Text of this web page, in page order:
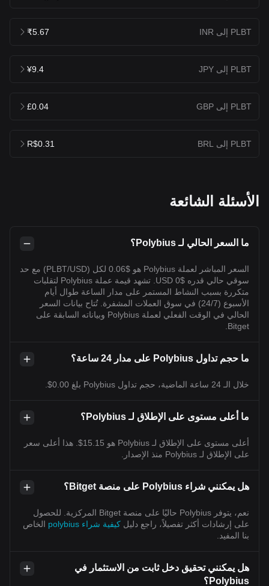
PLBT إلى INR ₹5.67
PLBT إلى JPY ¥9.4
PLBT إلى GBP £0.04
PLBT إلى BRL R$0.31
الأسئلة الشائعة
ما السعر الحالي لـ Polybius؟
السعر المباشر لعملة Polybius هو $0.06 لكل (PLBT/USD) مع حد
سوقي حالي قدره $0 USD. تشهد قيمة عملة Polybius لتقلبات
متكررة بسبب النشاط المستمر على مدار الساعة طوال أيام
الأسبوع (24/7) في سوق العملات المشفرة. تُتاح بيانات السعر
الحالي في الوقت الفعلي لعملة Polybius وبياناته السابقة على
Bitget.
ما حجم تداول Polybius على مدار 24 ساعة؟
خلال الـ 24 ساعة الماضية، حجم تداول Polybius بلغ 0.00$.
ما أعلى مستوى على الإطلاق لـ Polybius؟
أعلى مستوى على الإطلاق لـ Polybius هو 15.15$. هذا أعلى سعر
على الإطلاق لـ Polybius منذ الإصدار.
هل يمكنني شراء Polybius على منصة Bitget؟
نعم، يتوفر Polybius حاليًا على منصة Bitget المركزية. للحصول
على إرشادات أكثر تفصيلاً، راجع دليل كيفية شراء polybius
الخاص
بنا المفيد.
هل يمكنني تحقيق دخل ثابت من الاستثمار في
Polybius؟